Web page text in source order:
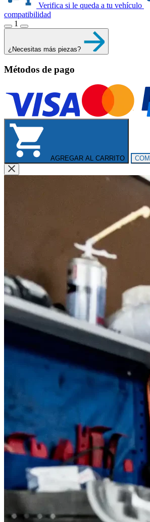
Verifica si le queda a tu vehículo
compatibilidad
1
¿Necesitas más piezas?
Métodos de pago
AGREGAR AL CARRITO